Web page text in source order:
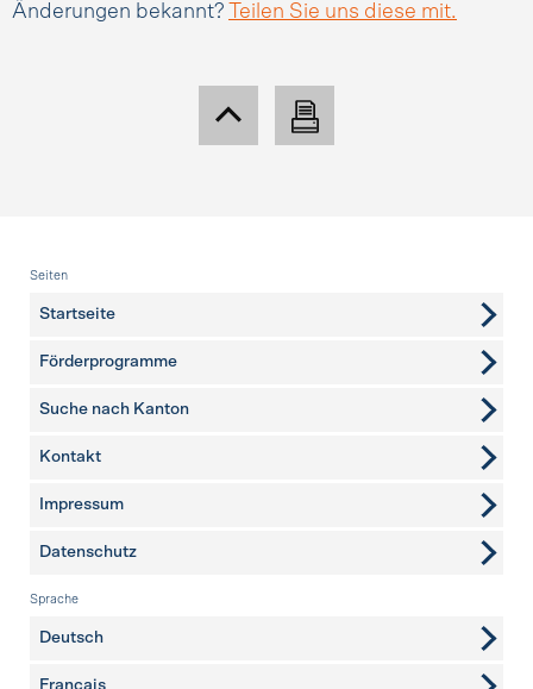
Änderungen bekannt?
Teilen Sie uns diese mit.
Fusszeile
Seiten
Startseite
Förderprogramme
Suche nach Kanton
weitere Seiten
Kontakt
Impressum
Datenschutz
Sprache
Deutsch
Français